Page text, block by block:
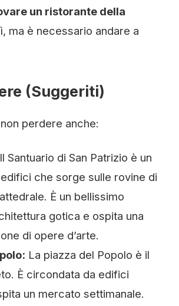
un ristorante della
ma è necessario andare a
(Suggeriti)
perdere anche:
Il Santuario di San Patrizio è un
che sorge sulle rovine di
È un bellissimo
gotica e ospita una
di opere d’arte.
La piazza del Popolo è il
È circondata da edifici
un mercato settimanale.